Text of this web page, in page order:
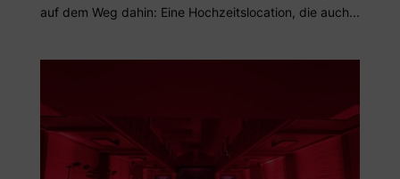
auf dem Weg dahin: Eine Hochzeitslocation, die auch...